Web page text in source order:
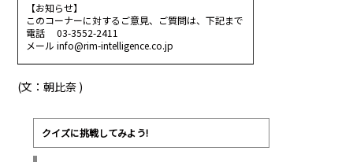
【お知らせ】
このコーナーに対するご意見、ご質問は、下記まで
電話 03-3552-2411
メール info@rim-intelligence.co.jp
(文：朝比奈 )
クイズに挑戦してみよう!